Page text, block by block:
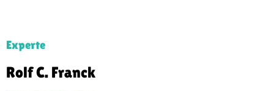
Experte
Rolf C. Franck